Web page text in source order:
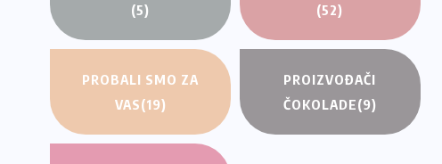
(5)
(52)
PROBALI SMO ZA
VAS(19)
PROIZVOĐAČI
ČOKOLADE(9)